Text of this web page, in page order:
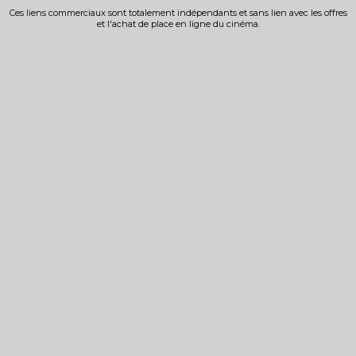
Ces liens commerciaux sont totalement indépendants et sans lien avec les offres
et l'achat de place en ligne du cinéma.